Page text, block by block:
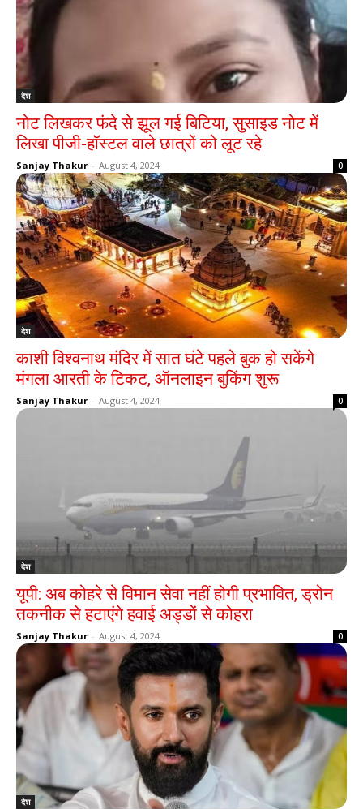
देश
नोट लिखकर फंदे से झूल गई बिटिया, सुसाइड नोट में
लिखा पीजी-हॉस्टल वाले छात्रों को लूट रहे
Sanjay Thakur - August 4, 2024 0
देश
काशी विश्वनाथ मंदिर में सात घंटे पहले बुक हो सकेंगे
मंगला आरती के टिकट, ऑनलाइन बुकिंग शुरू
Sanjay Thakur - August 4, 2024 0
देश
यूपी: अब कोहरे से विमान सेवा नहीं होगी प्रभावित, ड्रोन
तकनीक से हटाएंगे हवाई अड्डों से कोहरा
Sanjay Thakur - August 4, 2024 0
देश